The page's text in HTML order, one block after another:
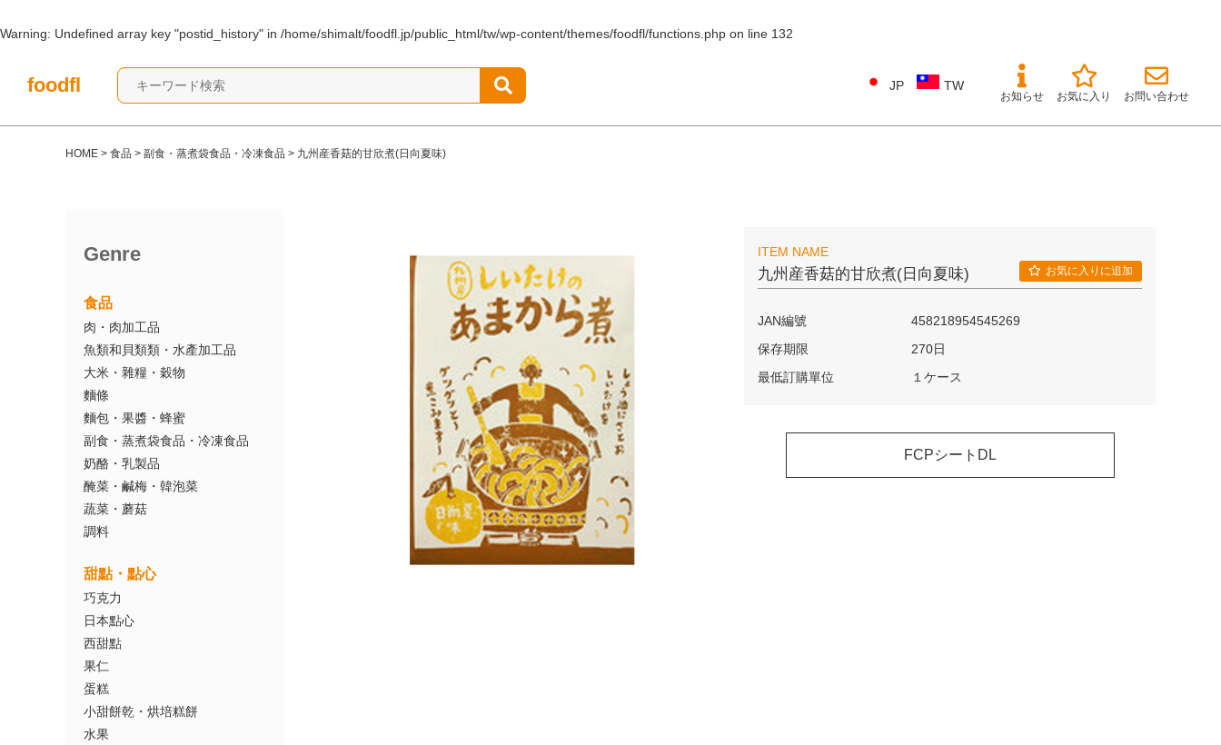
Warning: Undefined array key "postid_history" in /home/shimalt/foodfl.jp/public_html/tw/wp-content/themes/foodfl/functions.php on line 132
foodfl JP TW
お知らせ お気に入り お問い合わせ
HOME > 食品 > 副食・蒸煮袋食品・冷凍食品 > 九州産香菇的甘欣煮(日向夏味)
九州産香菇的甘欣煮(日向夏味) お気に入りに追加
ITEM NAME
JAN編號
458218954545269
保存期限
270日
最低訂購單位
１ケース
FCPシートDL
Genre
食品
肉・肉加工品
魚類和貝類類・水產加工品
大米・雜糧・穀物
麵條
麵包・果醬・蜂蜜
副食・蒸煮袋食品・冷凍食品
奶酪・乳製品
醃菜・鹹梅・韓泡菜
蔬菜・蘑菇
調料
甜點・點心
巧克力
日本點心
西甜點
果仁
蛋糕
小甜餅乾・烘培糕餅
水果